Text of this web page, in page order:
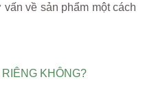
về sản phẩm một cách
KHÔNG?